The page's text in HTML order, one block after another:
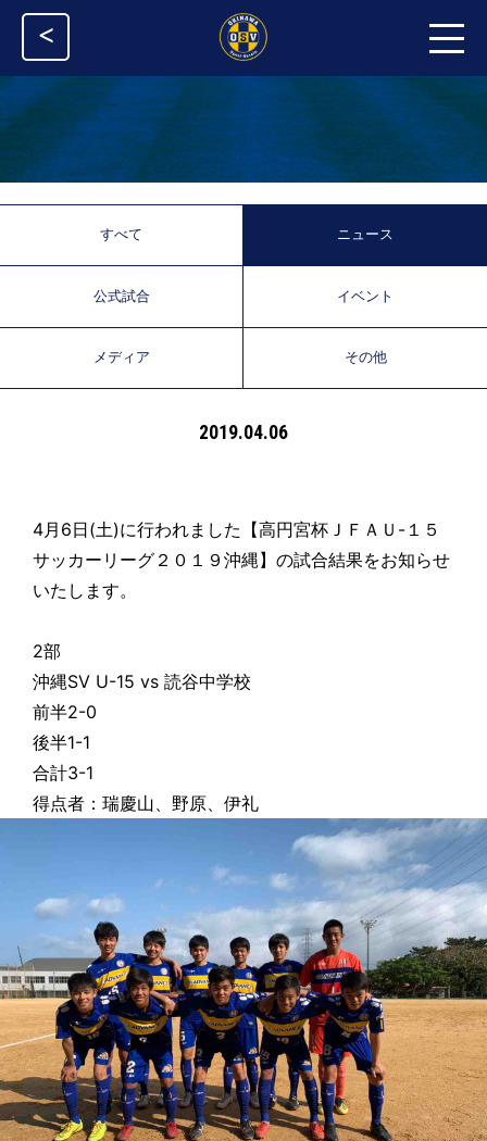
<
すべて ニュース
公式試合 イベント
メディア その他
2019.04.06
4月6日(土)に行われました【高円宮杯ＪＦＡＵ-１５
サッカーリーグ２０１９沖縄】の試合結果をお知らせ
いたします。
2部
沖縄SV U-15 vs 読谷中学校
前半2-0
後半1-1
合計3-1
得点者：瑞慶山、野原、伊礼